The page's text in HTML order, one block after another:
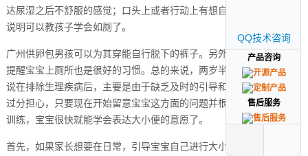
达尿湿之后不舒服的感觉；口头上或者行动上有想自己解便等情况就
说明可以教孩子学会如厕了。
广州供卵包男孩可以为其穿能自行脱下的裤子。另外，在睡前和醒后
提醒宝宝上厕所也是很好的习惯。总的来说，两岁半的宝宝大小便不
说在排除生理疾病后，主要是由于缺乏及时的引导和培训。家长无需
过分担心，只要现在开始留意宝宝这方面的问题并根据上述建议进行
训练，宝宝很快就能学会表达大小便的意愿了。
首先，如果家长想要在日常，引导宝宝自己进行大小便，那么这个时
QQ技术咨询
产品咨询
售后服务
QQ技术咨询
产品咨询
售后服务